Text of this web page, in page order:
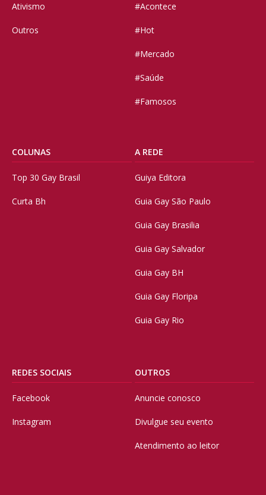
Ativismo
Outros
#Acontece
#Hot
#Mercado
#Saúde
#Famosos
COLUNAS
Top 30 Gay Brasil
Curta Bh
A REDE
Guiya Editora
Guia Gay São Paulo
Guia Gay Brasilia
Guia Gay Salvador
Guia Gay BH
Guia Gay Floripa
Guia Gay Rio
REDES SOCIAIS
Facebook
Instagram
OUTROS
Anuncie conosco
Divulgue seu evento
Atendimento ao leitor